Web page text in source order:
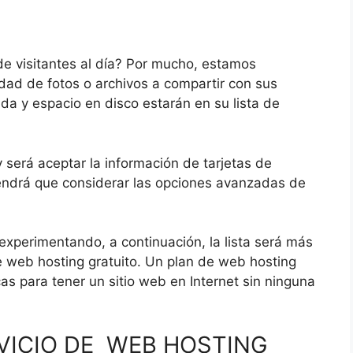
visitantes al día? Por mucho, estamos
de fotos o archivos a compartir con sus
y espacio en disco estarán en su lista de
aceptar la información de tarjetas de
que considerar las opciones avanzadas de
a continuación, la lista será más
web hosting gratuito. Un plan de web hosting
para tener un sitio web en Internet sin ninguna
DE WEB HOSTING